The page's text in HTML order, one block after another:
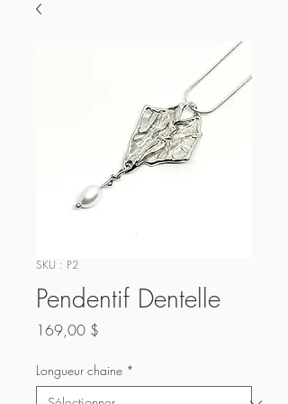
SKU : P2
Pendentif Dentelle
169,00 $
Longueur chaine *